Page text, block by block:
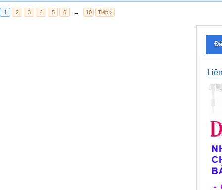
1 2 3 4 5 6 → 10 Tiếp >